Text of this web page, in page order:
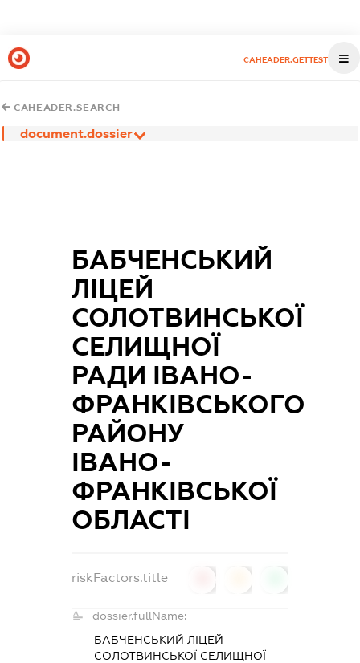
CAHEADER.GETTEST
CAHEADER.SEARCH
document.dossier
БАБЧЕНСЬКИЙ
ЛІЦЕЙ
СОЛОТВИНСЬКОЇ
СЕЛИЩНОЇ
РАДИ ІВАНО-
ФРАНКІВСЬКОГО
РАЙОНУ
ІВАНО-
ФРАНКІВСЬКОЇ
ОБЛАСТІ
riskFactors.title
dossier.fullName:
БАБЧЕНСЬКИЙ ЛІЦЕЙ
СОЛОТВИНСЬКОЇ СЕЛИЩНОЇ